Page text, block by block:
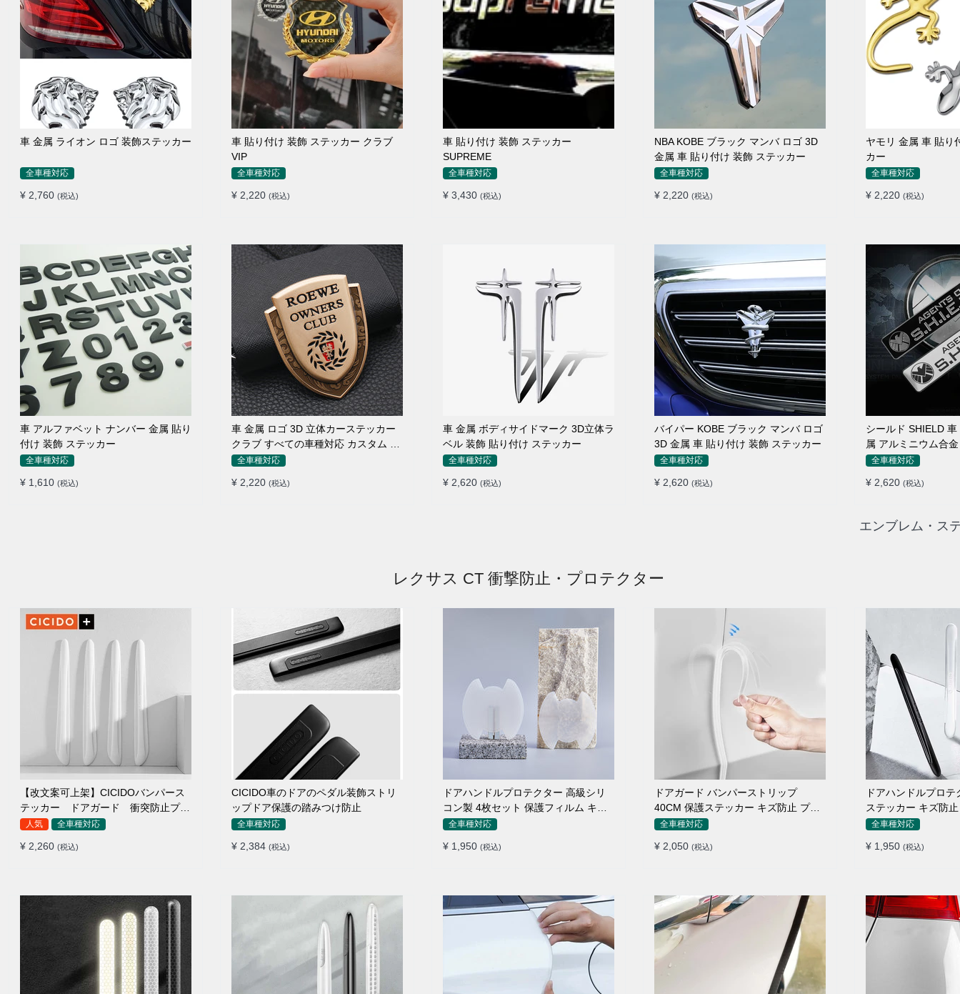
車 金属 ライオン ロゴ 装飾ステッカー
全車種対応
¥ 2,760 (税込)
車 貼り付け 装飾 ステッカー クラブ
VIP
全車種対応
¥ 2,220 (税込)
車 貼り付け 装飾 ステッカー
SUPREME
全車種対応
¥ 3,430 (税込)
NBA KOBE ブラック マンバ ロゴ 3D
金属 車 貼り付け 装飾 ステッカー
全車種対応
¥ 2,220 (税込)
ヤモリ 金属 車 貼り
カー
全車種対応
¥ 2,220 (税込)
車 アルファベット ナンバー 金属 貼り
付け 装飾 ステッカー
全車種対応
¥ 1,610 (税込)
車 金属 ロゴ 3D 立体カーステッカー
クラブ すべての車種対応 カスタム サ
イドポスト
全車種対応
¥ 2,220 (税込)
車 金属 ボディサイドマーク 3D立体ラ
ベル 装飾 貼り付け ステッカー
全車種対応
¥ 2,620 (税込)
バイパー KOBE ブラック マンバ ロゴ
3D 金属 車 貼り付け 装飾 ステッカー
全車種対応
¥ 2,620 (税込)
シールド SHIELD
属 アルミニウム合
ルージョン ステッ
全車種対応
¥ 2,620 (税込)
エンブレム・ス
レクサス CT 衝撃防止・プロテクター
【改文案可上架】CICIDOバンパース
テッカー ドアガード 衝突防止プロ
テクター 耐スクラッチ シリカゲル
人気 全車種対応
¥ 2,260 (税込)
CICIDO車のドアのペダル装飾ストリ
ップドア保護の踏みつけ防止
全車種対応
¥ 2,384 (税込)
ドアハンドルプロテクター 高級シリ
コン製 4枚セット 保護フィルム キズ
防止 全車種
全車種対応
¥ 1,950 (税込)
ドアガード バンパーストリップ
40CM 保護ステッカー キズ防止 プロ
テクターシール
全車種対応
¥ 2,050 (税込)
ドアハンドルプロ
ステッカー キズ防
枚セット
全車種対応
¥ 1,950 (税込)